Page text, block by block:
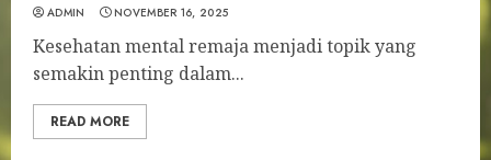
ADMIN NOVEMBER 16, 2025
Kesehatan mental remaja menjadi topik yang
semakin penting dalam...
READ MORE